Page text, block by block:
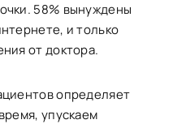
58% вынуждены
и только
от доктора.
определяет
упускаем